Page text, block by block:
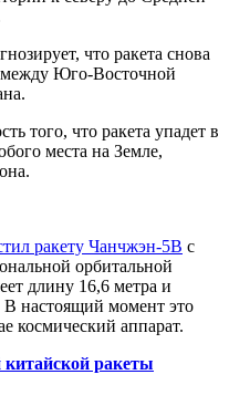
что ракета снова
между Юго-Восточной
того, что ракета упадет в
места на Земле,
ракету Чанчжэн-5В с
орбитальной
длину 16,6 метра и
настоящий момент это
космический аппарат.
ракеты